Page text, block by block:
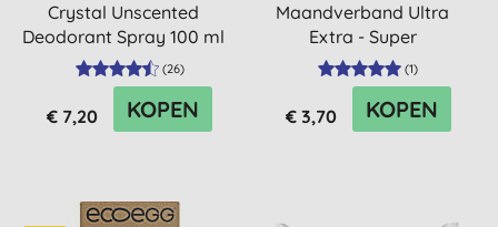
Crystal Unscented
Deodorant Spray 100 ml
(26)
€ 7,20 KOPEN
Maandverband Ultra
Extra - Super
(1)
€ 3,70 KOPEN